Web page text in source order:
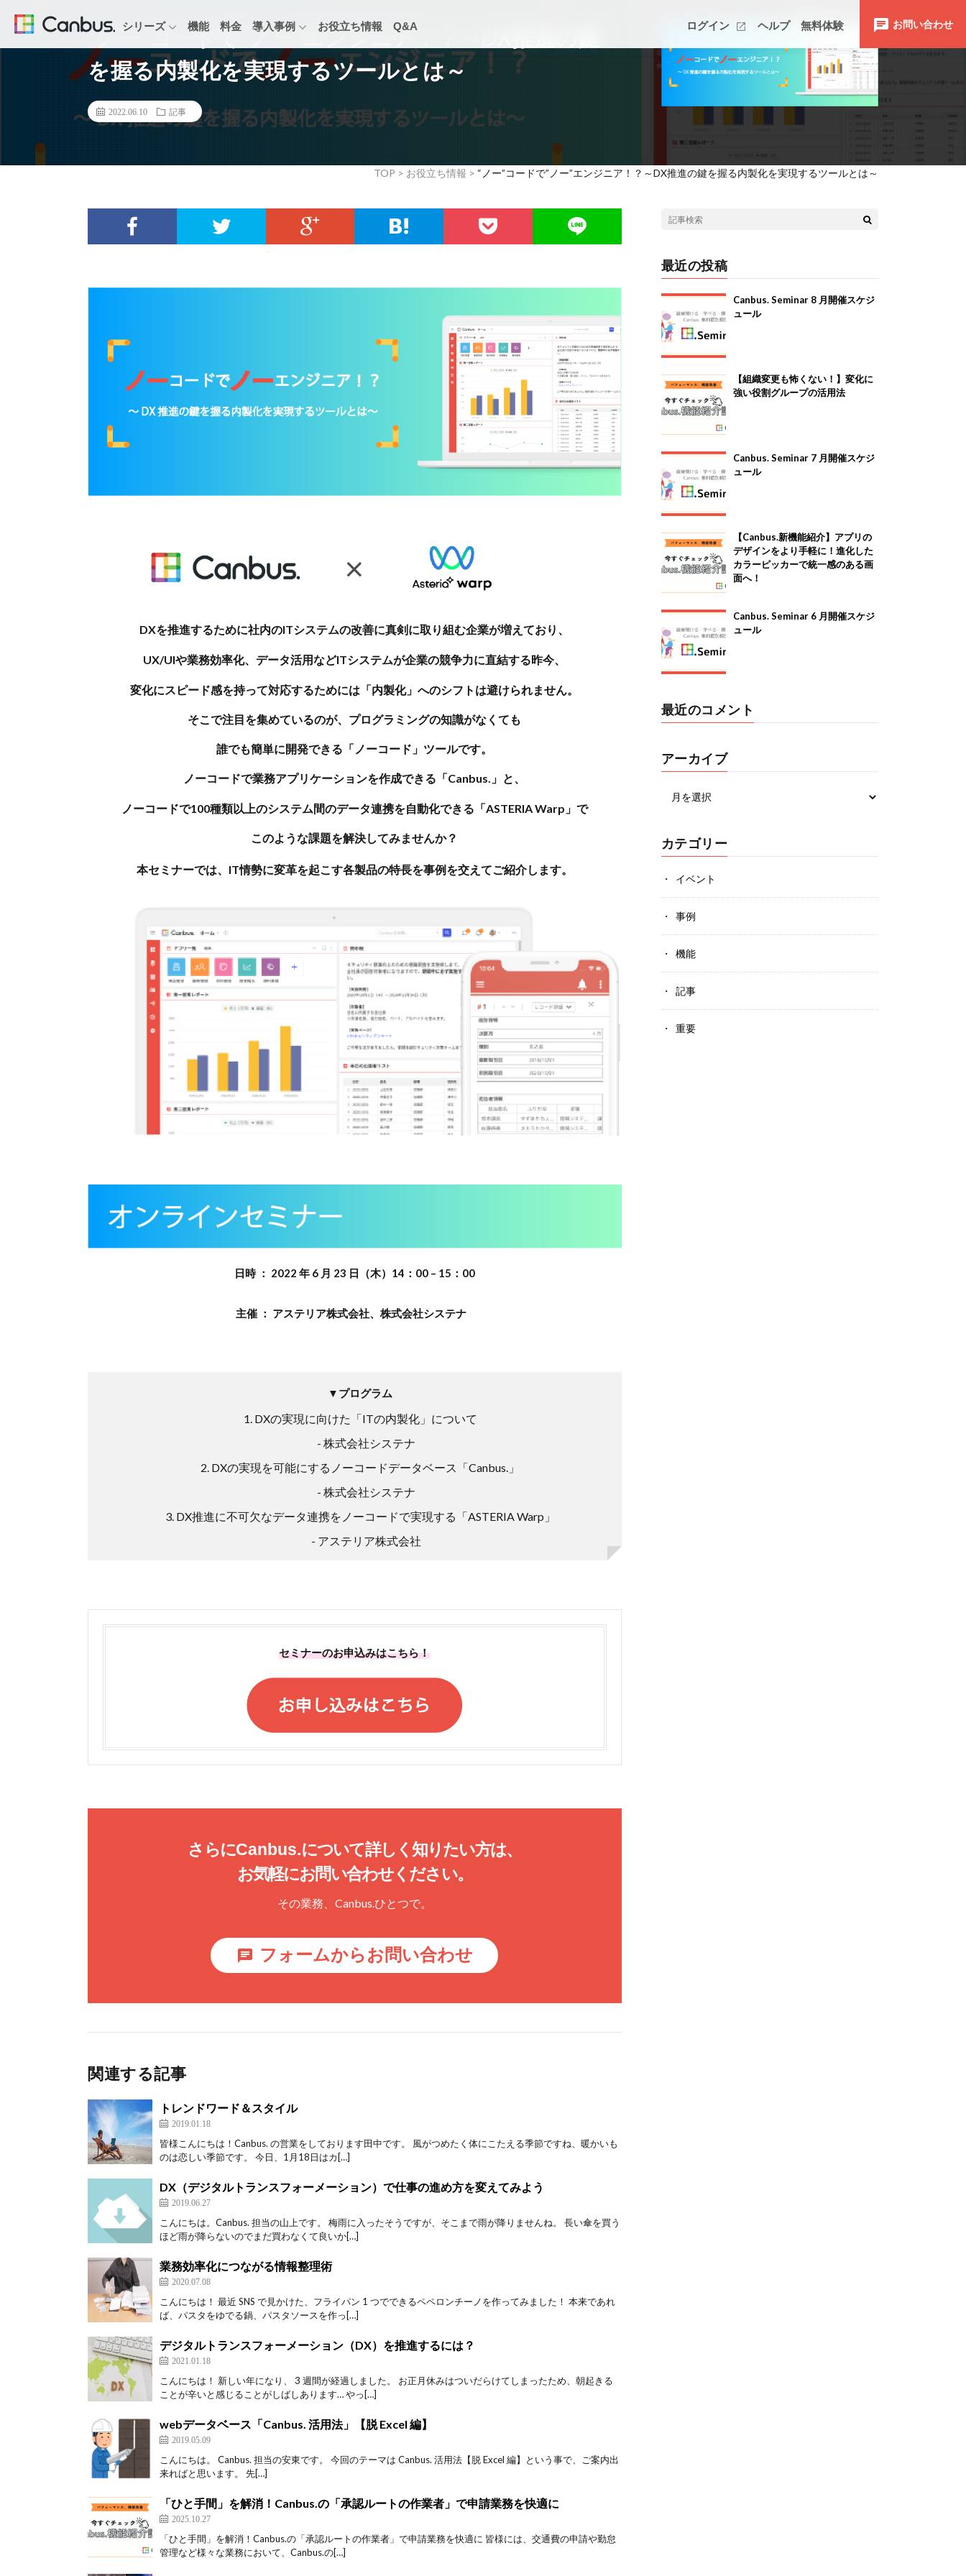
シリーズ 機能 料金 導入事例 お役立ち情報 Q&A ログイン ヘルプ 無料体験 お問い合わせ
“ノー”コードで”ノー”エンジニア！？～DX推進の鍵
を握る内製化を実現するツールとは～
2022.06.10 記事
TOP > お役立ち情報 “ノー”コードで”ノー”エンジニア！？～DX推進の鍵を握る内製化を実現するツールとは～
DXを推進するために社内のITシステムの改善に真剣に取り組む企業が増えており、
UX/UIや業務効率化、データ活用などITシステムが企業の競争力に直結する昨今、
変化にスピード感を持って対応するためには「内製化」へのシフトは避けられません。
そこで注目を集めているのが、プログラミングの知識がなくても
誰でも簡単に開発できる「ノーコード」ツールです。
ノーコードで業務アプリケーションを作成できる「Canbus.」と、
ノーコードで100種類以上のシステム間のデータ連携を自動化できる「ASTERIA Warp」で
このような課題を解決してみませんか？
本セミナーでは、IT情勢に変革を起こす各製品の特長を事例を交えてご紹介します。
日時 ： 2022 年 6 月 23 日（木）14：00 – 15：00
主催 ： アステリア株式会社、株式会社システナ
▼プログラム
1. DXの実現に向けた「ITの内製化」について
- 株式会社システナ
2. DXの実現を可能にするノーコードデータベース「Canbus.」
- 株式会社システナ
3. DX推進に不可欠なデータ連携をノーコードで実現する「ASTERIA Warp」
- アステリア株式会社
セミナーのお申込みはこちら！
さらにCanbus.について詳しく知りたい方は、
お気軽にお問い合わせください。
その業務、 Canbus. ひとつで。
フォームからお問い合わせ
関連する記事
トレンドワード＆スタイル
2019.01.18
皆様こんにちは！Canbus. の営業をしております田中です。 風がつめたく体にこたえる季節ですね、暖かいも
のは恋しい季節です。 今日、1月18日はカ[…]
DX（デジタルトランスフォーメーション）で仕事の進め方を変えてみよう
2019.06.27
こんにちは。Canbus. 担当の山上です。 梅雨に入ったそうですが、そこまで雨が降りませんね。 長い傘を買う
ほど雨が降らないのでまだ買わなくて良いか[…]
業務効率化につながる情報整理術
2020.07.08
こんにちは！ 最近 SNS で見かけた、フライパン 1 つでできるペペロンチーノを作ってみました！ 本来であれ
ば、パスタをゆでる鍋、パスタソースを作っ[…]
デジタルトランスフォーメーション（DX）を推進するには？
2021.01.18
こんにちは！ 新しい年になり、 3 週間が経過しました。 お正月休みはついだらけてしまったため、朝起きる
ことが辛いと感じることがしばしあります… やっ[…]
webデータベース「Canbus. 活用法」【脱 Excel 編】
2019.05.09
こんにちは。 Canbus. 担当の安東です。 今回のテーマは Canbus. 活用法【脱 Excel 編】という事で、ご案内出
来ればと思います。 先[…]
「ひと手間」を解消！Canbus.の「承認ルートの作業者」で申請業務を快適に
2025.10.27
「ひと手間」を解消！Canbus.の「承認ルートの作業者」で申請業務を快適に 皆様には、交通費の申請や勤怠
管理など様々な業務において、Canbus.の[…]
最近の投稿
Canbus. Seminar 8 月開催スケジ
ュール
【組織変更も怖くない！】変化に
強い役割グループの活用法
Canbus. Seminar 7 月開催スケジ
ュール
【Canbus.新機能紹介】アプリの
デザインをより手軽に！進化した
カラーピッカーで統一感のある画
面へ！
Canbus. Seminar 6 月開催スケジ
ュール
最近のコメント
アーカイブ
カテゴリー
イベント
事例
機能
記事
重要